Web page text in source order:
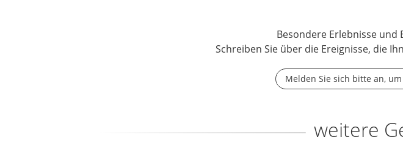
Besondere Erlebnisse
Schreiben Sie über die Ereignisse, die
Melden Sie sich bitte an,
weitere